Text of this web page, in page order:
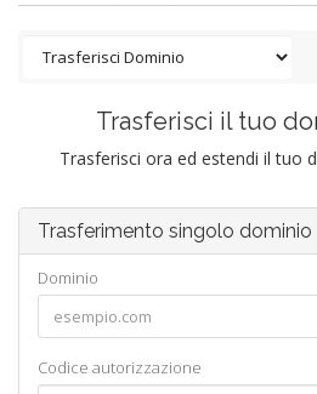
Trasferisci il tuo
Trasferisci ora ed estendi il tuo
Trasferimento singolo dominio
Dominio
Codice autorizzazione